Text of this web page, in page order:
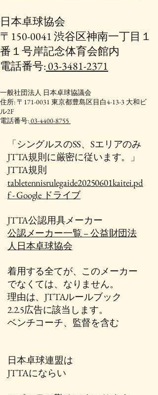
日本卓球協会
〒150-0041 渋谷区神南一丁目１
番１号岸記念体育会館内
電話番号: 03-3481-2371
一般社団法人 日本卓球協議会
住所: 〒171-0031 東京都豊島区目白4-13-3 大和ビ
ル2F
電話番号:03-4400-8755
「シングルスのSS、Sエリアのみ
JTTA規則に厳密に従います。」
​JTTA規則
tabletennisrulegaide20250601kaitei.pd
f - Google ドライブ
JTTA公認用具メーカー
公認メーカー一覧 – 公益財団法
人日本卓球協会
着用する全てが、このメーカー
でなくては、なりません。
​理由は、JTTAルールブック
2.2.5広告に該当します。
​ベンチコーチ、監督を含む
日本卓球連盟は
JTTAにならい